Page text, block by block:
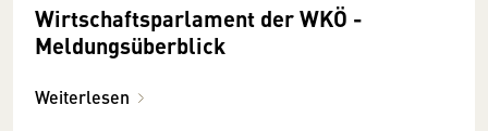
Wirtschaftsparlament der WKÖ -
Meldungsüberblick
Weiterlesen